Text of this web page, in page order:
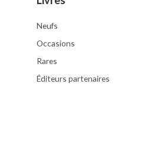
Neufs
Occasions
Rares
Éditeurs partenaires